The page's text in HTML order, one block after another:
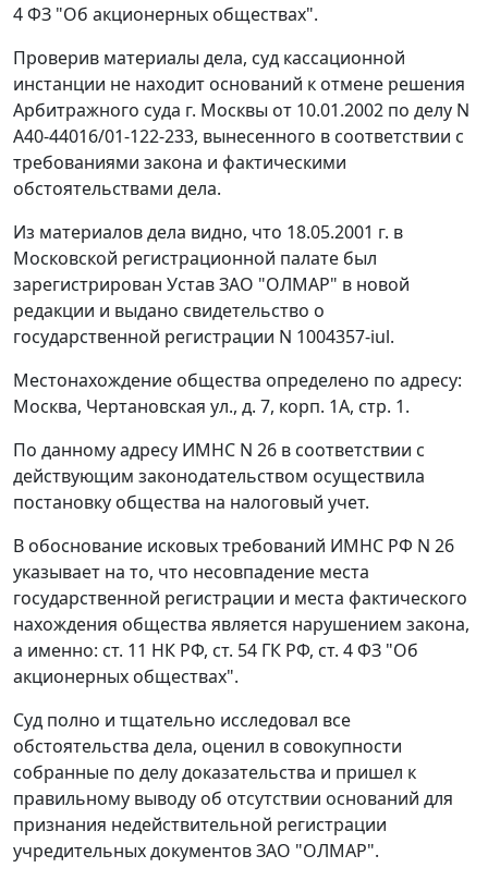
4ФЗ "Об акционерных обществах".
Проверив материалы дела, суд кассационной
инстанции не находит оснований к отмене решения
Арбитражного суда г. Москвы от 10.01.2002 по делу N
А40-44016/01-122-233, вынесенного в соответствии с
требованиями закона и фактическими
обстоятельствами дела.
Из материалов дела видно, что 18.05.2001 г. в
Московской регистрационной палате был
зарегистрирован Устав ЗАО "ОЛМАР" в новой
редакции и выдано свидетельство о
государственной регистрации N 1004357-iul.
Местонахождение общества определено по адресу:
Москва, Чертановская ул., д. 7, корп. 1А, стр. 1.
По данному адресу ИМНС N 26 в соответствии с
действующим законодательством осуществила
постановку общества на налоговый учет.
В обоснование исковых требований ИМНС РФ N 26
указывает на то, что несовпадение места
государственной регистрации и места фактического
нахождения общества является нарушением закона,
а именно: ст. 11 НК РФ, ст. 54 ГК РФ, ст. 4ФЗ "Об
акционерных обществах".
Суд полно и тщательно исследовал все
обстоятельства дела, оценил в совокупности
собранные по делу доказательства и пришел к
правильному выводу об отсутствии оснований для
признания недействительной регистрации
учредительных документов ЗАО "ОЛМАР".